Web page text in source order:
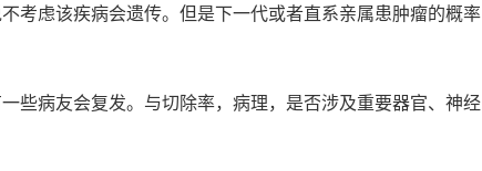
考虑该疾病会遗传。但是下一代或者直系亲属患肿瘤的概率
些病友会复发。与切除率，病理，是否涉及重要器官、神经